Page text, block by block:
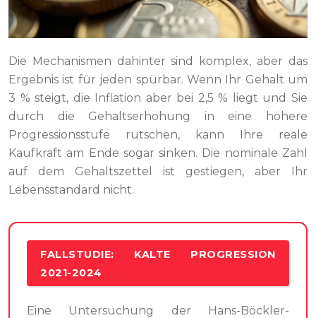
Die Mechanismen dahinter sind komplex, aber das
Ergebnis ist für jeden spürbar. Wenn Ihr Gehalt um
3 % steigt, die Inflation aber bei 2,5 % liegt und Sie
durch die Gehaltserhöhung in eine höhere
Progressionsstufe rutschen, kann Ihre reale
Kaufkraft am Ende sogar sinken. Die nominale Zahl
auf dem Gehaltszettel ist gestiegen, aber Ihr
Lebensstandard nicht.
FALLSTUDIE: KALTE PROGRESSION
2021-2024
Eine Untersuchung der Hans-Böckler-